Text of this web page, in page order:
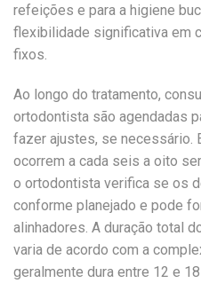
refeições e para a higiene
flexibilidade significativa em
fixos.
Ao longo do tratamento,
ortodontista são agendadas
fazer ajustes, se necessário.
ocorrem a cada seis a oito
o ortodontista verifica se os
conforme planejado e pode
alinhadores. A duração total
varia de acordo com a
geralmente dura entre 12 e